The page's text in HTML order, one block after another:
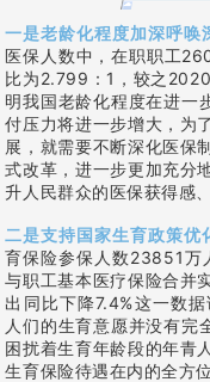
一是老龄化程度加深呼唤
医保人数中，在职职工
比为2.799：1，较之
明我国老龄化程度在进一
付压力将进一步增大，为
展，就需要不断深化医保
式改革，进一步更加充分
升人民群众的医保获得感
二是支持国家生育政策优
育保险参保人数23851万
与职工基本医疗保险合并
出同比下降7.4%这一数
人们的生育意愿并没有完
困扰着生育年龄段的年青
生育保险待遇在内的全方